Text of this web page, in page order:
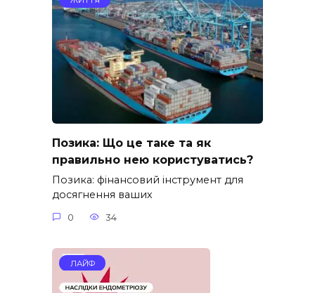
Позика: Що це таке та як
правильно нею користуватись?
Позика: фінансовий інструмент для
досягнення ваших
0 34
ЛАЙФ